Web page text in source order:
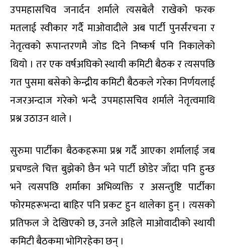
उपमहासचिव जनार्दन शर्माले त्यसबेलै राखेको फरक
मतलाई स्वीकार गर्दै माओवादीले अब पार्टी पुनर्संरचना र
नेतृत्वको रूपान्तरणमै जोड दिने निष्कर्ष पनि निकालेको
थियो । तर एक वर्षअघिको स्थायी कमिटी बैठक र त्यसपछि
गत पुसमा बसेको केन्द्रीय कमिटी बैठकले गरेका निर्णयलाई
नजरअन्दाज गरेको भन्दै उपमहासचिव शर्माले नेतृत्वमाथि
प्रश्न उठाउन थाले ।
सुरुमा पार्टीका बैठकहरूमा प्रश्न गर्दै आएका शर्मालाई जब
प्रचण्डले चित्त बुझेको छैन भने पार्टी छोडेर जाँदा पनि हुन्छ
भने त्यसपछि शर्माका अभिव्यक्ति र असन्तुष्टि पार्टीका
फोरमहरूभन्दा बाहिर पनि प्रकट हुन थालेका हुन् । त्यसको
प्रतिफल जे देखिएको छ, उनले अहिले माओवादीको स्थायी
कमिटी बैठकमा भोगिरहेका छन् ।